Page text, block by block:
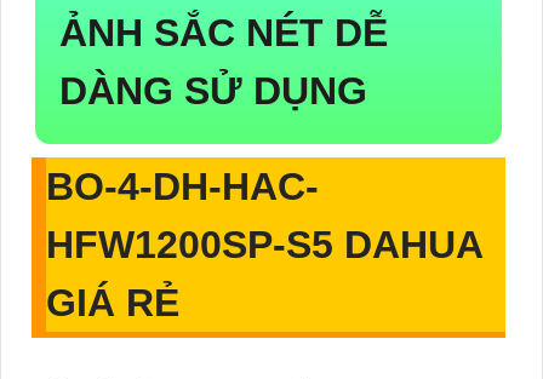
ẢNH SẮC NÉT DỄ
DÀNG SỬ DỤNG
BO-4-DH-HAC-
HFW1200SP-S5 DAHUA
GIÁ RẺ